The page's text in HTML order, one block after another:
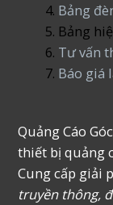
Bảng
Bảng
Tư vấn
Báo giá
Quảng Cáo
thiết bị quảng
Cung cấp giải
truyền thông,